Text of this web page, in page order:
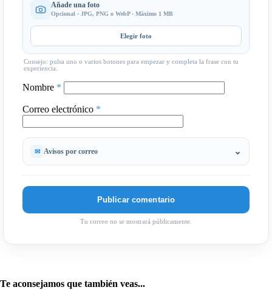
Añade una foto
Opcional · JPG, PNG o WebP · Máximo 1 MB
Elegir foto
Consejo: pulsa uno o varios botones para empezar y completa la frase con tu
experiencia.
Nombre *
Correo electrónico *
Avisos por correo
Tu correo no se mostrará públicamente.
Te aconsejamos que también veas...